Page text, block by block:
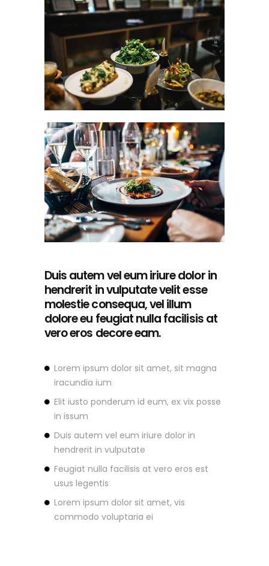
Duis autem vel eum iriure dolor in
hendrerit in vulputate velit esse
molestie consequa, vel illum
dolore eu feugiat nulla facilisis at
vero eros decore eam.
Lorem ipsum dolor sit amet, sit magna
iracundia ium
Elit iusto ponderum id eum, ex vix posse
in issum
Duis autem vel eum iriure dolor in
hendrerit in vulputate
Feugiat nulla facilisis at vero eros est
usus legentis
Lorem ipsum dolor sit amet, vis
commodo voluptaria ei